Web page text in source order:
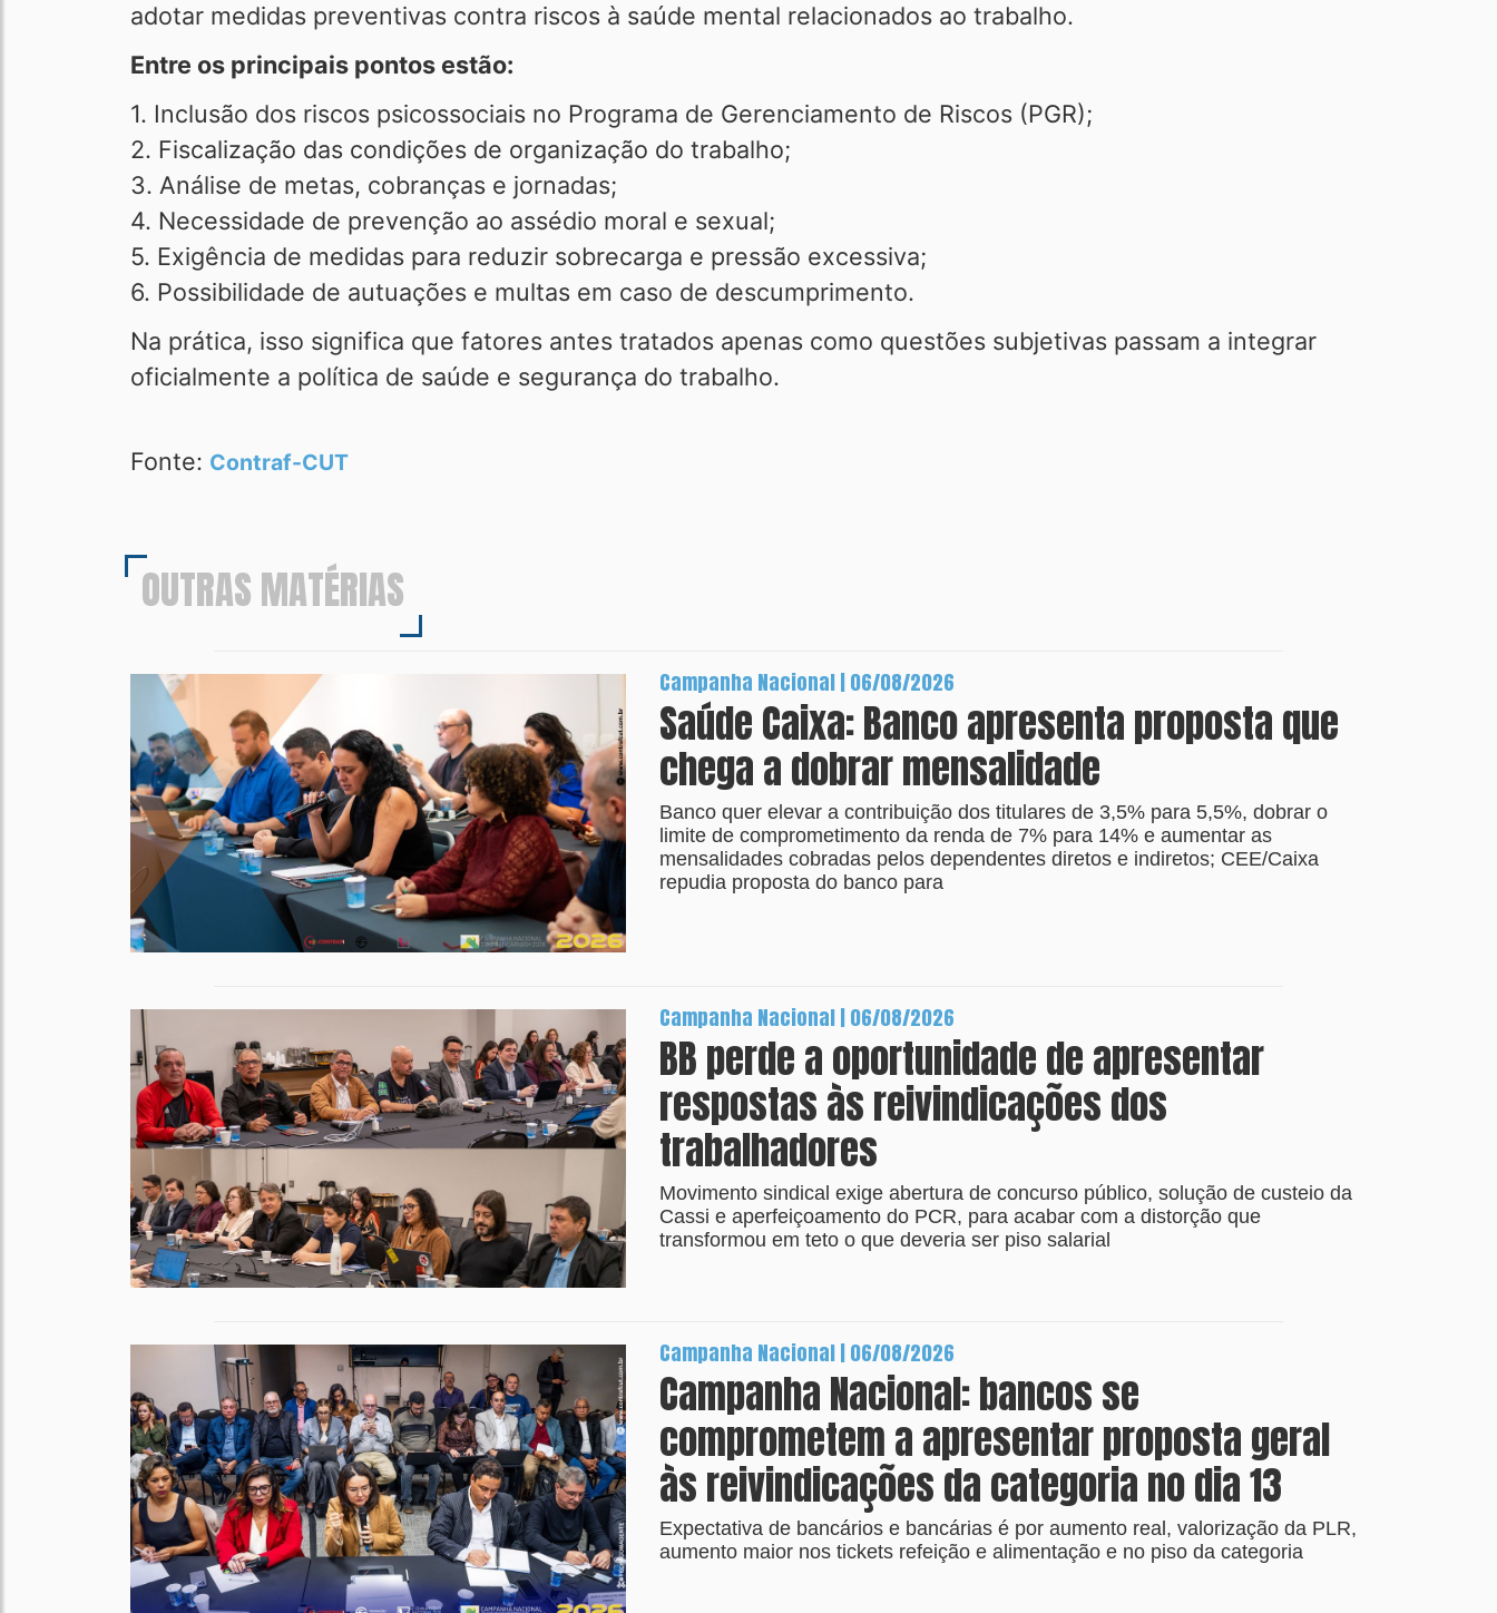
adotar medidas preventivas contra riscos à saúde mental relacionados ao trabalho.
Entre os principais pontos estão:
1. Inclusão dos riscos psicossociais no Programa de Gerenciamento de Riscos (PGR);
2. Fiscalização das condições de organização do trabalho;
3. Análise de metas, cobranças e jornadas;
4. Necessidade de prevenção ao assédio moral e sexual;
5. Exigência de medidas para reduzir sobrecarga e pressão excessiva;
6. Possibilidade de autuações e multas em caso de descumprimento.
Na prática, isso significa que fatores antes tratados apenas como questões subjetivas passam a integrar
oficialmente a política de saúde e segurança do trabalho.
Fonte: Contraf-CUT
OUTRAS MATÉRIAS
Campanha Nacional | 06/08/2026
Saúde Caixa: Banco apresenta proposta que
chega a dobrar mensalidade
Banco quer elevar a contribuição dos titulares de 3,5% para 5,5%, dobrar o
limite de comprometimento da renda de 7% para 14% e aumentar as
mensalidades cobradas pelos dependentes diretos e indiretos; CEE/Caixa
repudia proposta do banco para
Campanha Nacional | 06/08/2026
BB perde a oportunidade de apresentar
respostas às reivindicações dos
trabalhadores
Movimento sindical exige abertura de concurso público, solução de custeio da
Cassi e aperfeiçoamento do PCR, para acabar com a distorção que
transformou em teto o que deveria ser piso salarial
Campanha Nacional | 06/08/2026
Campanha Nacional: bancos se
comprometem a apresentar proposta geral
às reivindicações da categoria no dia 13
Expectativa de bancários e bancárias é por aumento real, valorização da PLR,
aumento maior nos tickets refeição e alimentação e no piso da categoria